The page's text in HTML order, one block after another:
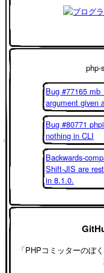
php-
Bug #77165
argument given
Bug #80771
nothing in CLI
Backwards-
Shift-JIS are
in 8.1.0.
「PHPコミッターのぼ